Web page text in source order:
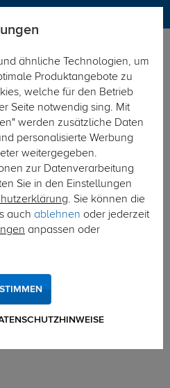
Mini Clubman
ähnliche Technologien, um
Produktangebote zu
welche für den Betrieb
Seite notwendig sing. Mit
werden zusätzliche Daten
personalisierte Werbung
weitergegeben.
zur Datenverarbeitung
Sie in den Einstellungen
. Sie können die
auch ablehnen oder jederzeit
anpassen oder